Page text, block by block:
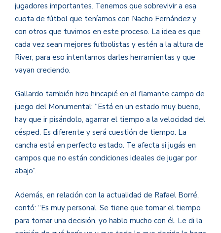
jugadores importantes. Tenemos que sobrevivir a esa
cuota de fútbol que teníamos con Nacho Fernández y
con otros que tuvimos en este proceso. La idea es que
cada vez sean mejores futbolistas y estén a la altura de
River; para eso intentamos darles herramientas y que
vayan creciendo.
Gallardo también hizo hincapié en el flamante campo de
juego del Monumental: “Está en un estado muy bueno,
hay que ir pisándolo, agarrar el tiempo a la velocidad del
césped. Es diferente y será cuestión de tiempo. La
cancha está en perfecto estado. Te afecta si jugás en
campos que no están condiciones ideales de jugar por
abajo”.
Además, en relación con la actualidad de Rafael Borré,
contó: “Es muy personal. Se tiene que tomar el tiempo
para tomar una decisión, yo hablo mucho con él. Le di la